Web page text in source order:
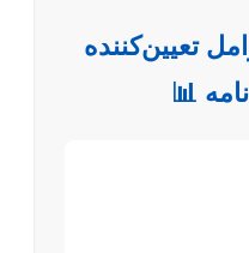
تعیین‌کننده
📊